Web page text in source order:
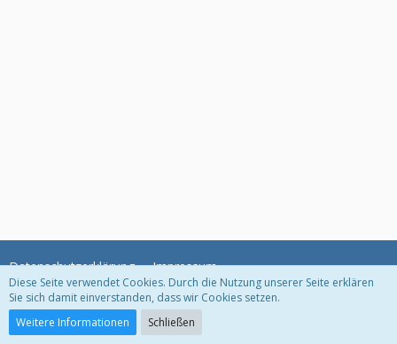
Datenschutzerklärung Impressum
Community-Software:
Diese Seite verwendet Cookies. Durch die Nutzung unserer Seite erklären
Sie sich damit einverstanden, dass wir Cookies setzen.
Weitere Informationen
Schließen